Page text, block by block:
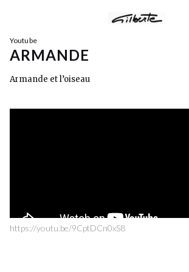
https://youtu.be/9CptDCn0xS8
Youtube
ARMANDE
Armande et l’oiseau